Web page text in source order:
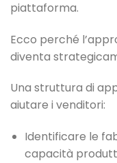
piattaforma.
Ecco perché
diventa
Una struttura di
aiutare i venditori:
Identificare le
capacità